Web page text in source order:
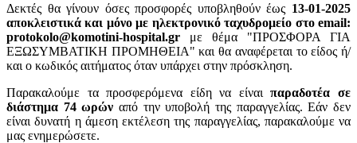
Δεκτές θα γίνουν όσες προσφορές υποβληθούν έως 13-01-2025
αποκλειστικά και μόνο με ηλεκτρονικό ταχυδρομείο στο email:
protokolo@komotini-hospital.gr με θέμα "ΠΡΟΣΦΟΡΑ ΓΙΑ
ΕΞΩΣΥΜΒΑΤΙΚΗ ΠΡΟΜΗΘΕΙΑ" και θα αναφέρεται το είδος ή/
και ο κωδικός αιτήματος όταν υπάρχει στην πρόσκληση.
Παρακαλούμε τα προσφερόμενα είδη να είναιπαραδοτέα σε
διάστημα 74 ωρών από την υποβολή της παραγγελίας. Εάν δεν
είναι δυνατή η άμεση εκτέλεση της παραγγελίας, παρακαλούμε να
μας ενημερώσετε.